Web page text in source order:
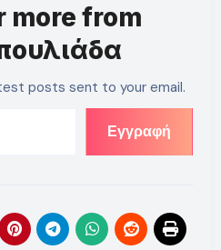
more from
posts sent to your email.
Εγγραφή